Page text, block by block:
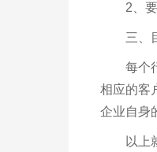
2、要清
三、目
每个行
相应的客
企业自身
以上就